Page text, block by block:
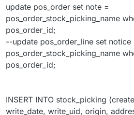
update pos_order set note =
pos_order_stock_picking_name
pos_order_id;
--update pos_order_line set notice
pos_order_stock_picking_name
pos_order_id;
INSERT INTO stock_picking
write_date, write_uid, origin,